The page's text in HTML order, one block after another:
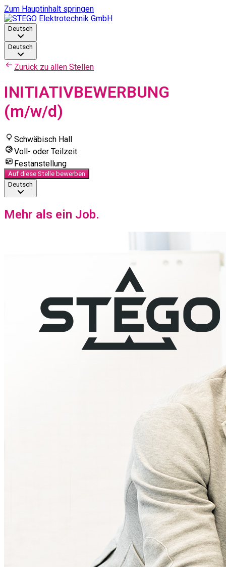
Zum Hauptinhalt springen
Deutsch
Deutsch
Zurück zu allen Stellen
INITIATIVBEWERBUNG
(m/w/d)
Schwäbisch Hall
Voll- oder Teilzeit
Festanstellung
Auf diese Stelle bewerben
Deutsch
Mehr als ein Job.